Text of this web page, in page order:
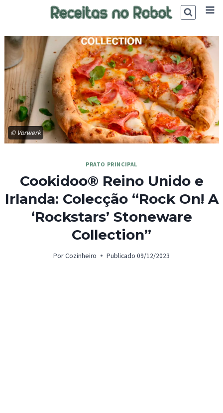
© Vorwerk
PRATO PRINCIPAL
Cookidoo® Reino Unido e
Irlanda: Colecção “Rock On! A
‘Rockstars’ Stoneware
Collection”
Por Cozinheiro Publicado 09/12/2023